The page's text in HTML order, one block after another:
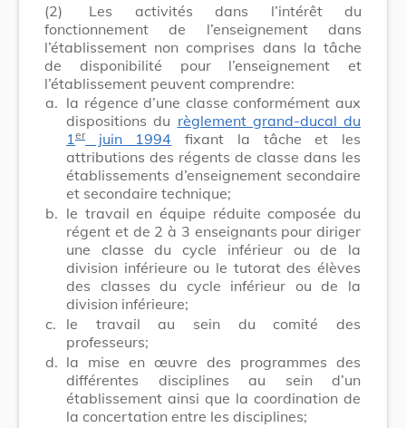
(2)
Les activités dans l’intérêt du
fonctionnement de l’enseignement dans
l’établissement non comprises dans la tâche
de disponibilité pour l’enseignement et
l’établissement peuvent comprendre:
a. la régence d’une classe conformément aux
dispositions du règlement grand-ducal du
1 erjuin 1994 fixant la tâche et les
attributions des régents de classe dans les
établissements d’enseignement secondaire
et secondaire technique;
b. le travail en équipe réduite composée du
régent et de 2 à 3 enseignants pour diriger
une classe du cycle inférieur ou de la
division inférieure ou le tutorat des élèves
des classes du cycle inférieur ou de la
division inférieure;
c.
le travail au sein du comité des
professeurs;
d. la mise en œuvre des programmes des
différentes disciplines au sein d’un
établissement ainsi que la coordination de
la concertation entre les disciplines;